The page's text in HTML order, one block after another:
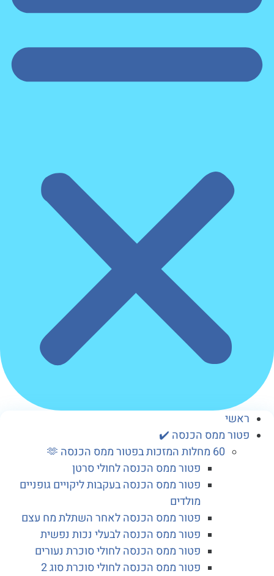
ממס הכנסה ✔️
פטור ממס הכנסה לחולי סרטן
פטור ממס הכנסה בעקבות ליקויים גופניים
פטור ממס הכנסה לאחר השתלת מח עצם
פטור ממס הכנסה לבעלי נכות נפשית
פטור ממס הכנסה לחולי סוכרת נעורים
פטור ממס הכנסה לחולי סוכרת סוג 2